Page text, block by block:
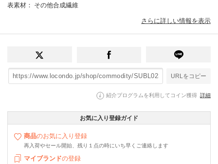
表素材 ： その他合成繊維
さらに詳しい情報を表示
URLをコピー
紹介プログラムを利用してコイン獲得 詳細
お気に入り登録ガイド
商品のお気に入り登録
再入荷やセール開始、残り１点の時にいち早くご連絡します
マイブランドの登録